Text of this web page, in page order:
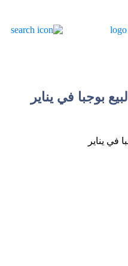
بوجبا في يناير